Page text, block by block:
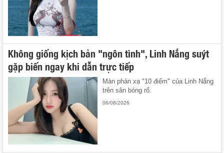
Không giống kịch bản "ngôn tình", Linh Nắng suýt
gặp biến ngay khi dẫn trực tiếp
Màn phản xạ "10 điểm" của Linh Nắng
trên sân bóng rổ.
06/08/2026